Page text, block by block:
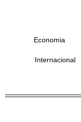
Economia
Internacional